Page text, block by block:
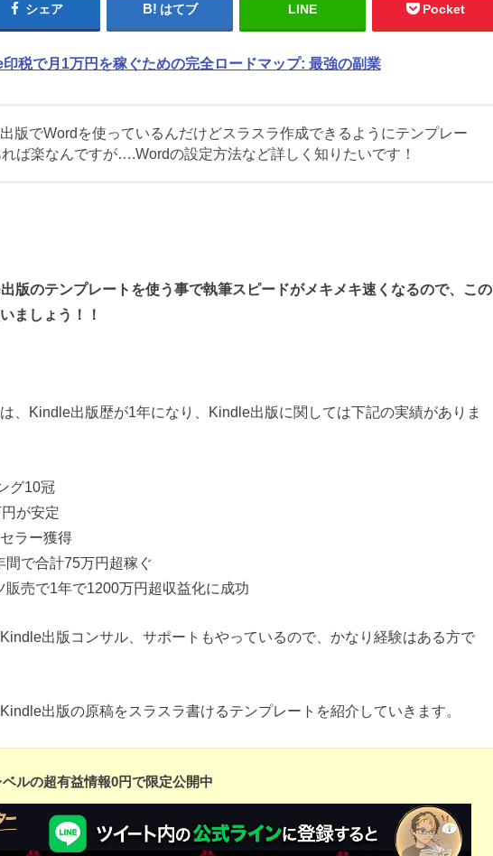
シェア はてブ LINE Pocket
税で月1万円を稼ぐための完全ロードマップ: 最強の副業
版でWordを使っているんだけどスラスラ作成できるようにテンプレー
れば楽なんですが….Wordの設定方法など詳しく知りたいです！
版のテンプレートを使う事で執筆スピードがメキメキ速くなるので、この
ましょう！！
、Kindle出版歴が1年になり、Kindle出版に関しては下記の実績がありま
グ10冠
が安定
ラー獲得
で合計75万円超稼ぐ
売で1年で1200万円超収益化に成功
出版コンサル、サポートもやっているので、かなり経験はある方で
出版の原稿をスラスラ書けるテンプレートを紹介していきます。
ルの超有益情報0円で限定公開中